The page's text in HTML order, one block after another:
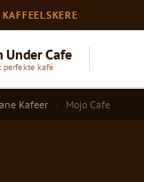
Under Cafe
perfekte kafé
Kafeer Mojo Cafe